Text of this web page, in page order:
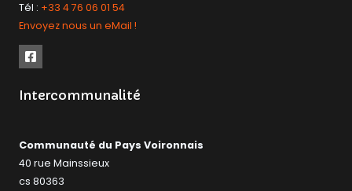
Tél : +33 4 76 06 01 54
Envoyez nous un eMail !
Intercommunalité
Communauté du Pays Voironnais
40 rue Mainssieux
cs 80363